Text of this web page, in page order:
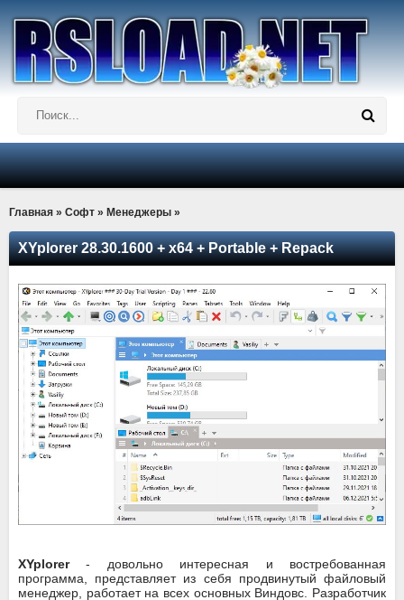
Главная » Софт » Менеджеры »
XYplorer 28.30.1600 + x64 + Portable + Repack
XYplorer- довольно интересная и востребованная
программа, представляет из себя продвинутый файловый
менеджер, работает на всех основных Виндовс. Разработчик